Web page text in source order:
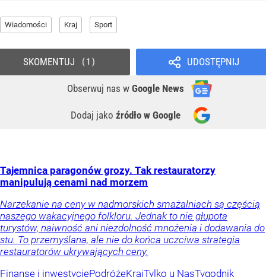
Wiadomości Kraj Sport
UDOSTĘPNIJ
Obserwuj nas w Google News
Dodaj jako źródło w Google
SKOMENTUJ 1
Tajemnica paragonów grozy. Tak restauratorzy
manipulują cenami nad morzem
Narzekanie na ceny w nadmorskich smażalniach są częścią
naszego wakacyjnego folkloru. Jednak to nie głupota
turystów, naiwność ani niezdolność mnożenia i dodawania do
stu. To przemyślana, ale nie do końca uczciwa strategia
restauratorów ukrywających ceny.
Finanse i inwestycjePodróżeKrajTylko u NasTygodnik